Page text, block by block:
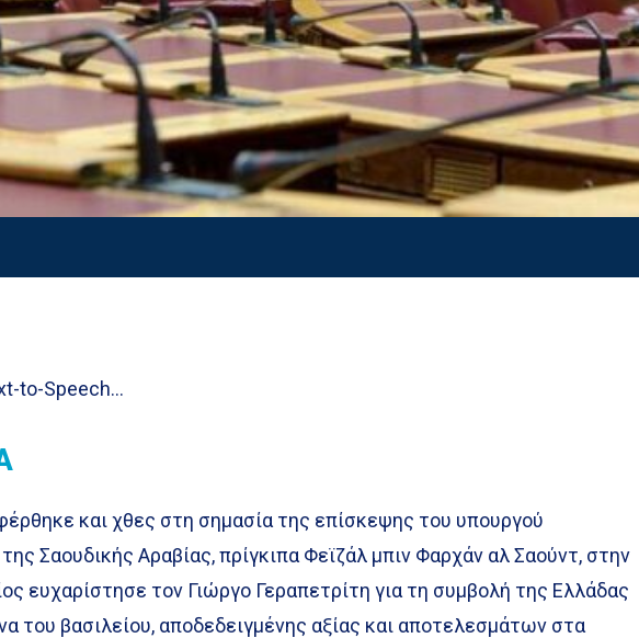
to-Speech…
και χθες στη σημασία της επίσκεψης του υπουργού
Σαουδικής Αραβίας, πρίγκιπα Φεϊζάλ μπιν Φαρχάν αλ Σαούντ, στην
ευχαρίστησε τον Γιώργο Γεραπετρίτη για τη συμβολή της Ελλάδας
του βασιλείου, αποδεδειγμένης αξίας και αποτελεσμάτων στα